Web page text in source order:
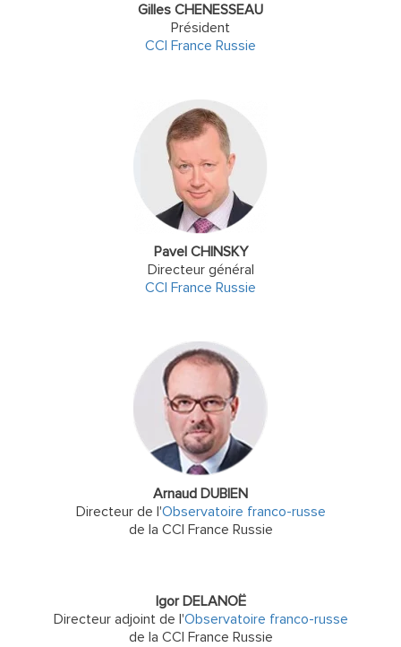
Gilles CHENESSEAU
Président
CCI France Russie
Pavel CHINSKY
Directeur général
CCI France Russie
Arnaud DUBIEN
Directeur de l'Observatoire franco-russe
de la CCI France Russie
Igor DELANOË
Directeur adjoint de l'Observatoire franco-russe
de la CCI France Russie